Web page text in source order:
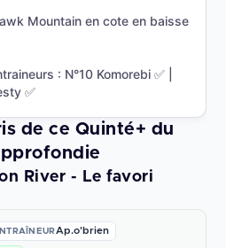
Mountain en cote en baisse
: N°10 Komorebi ✅ |
✅
de ce Quinté+ du
River - Le favori
Ap.o'brien